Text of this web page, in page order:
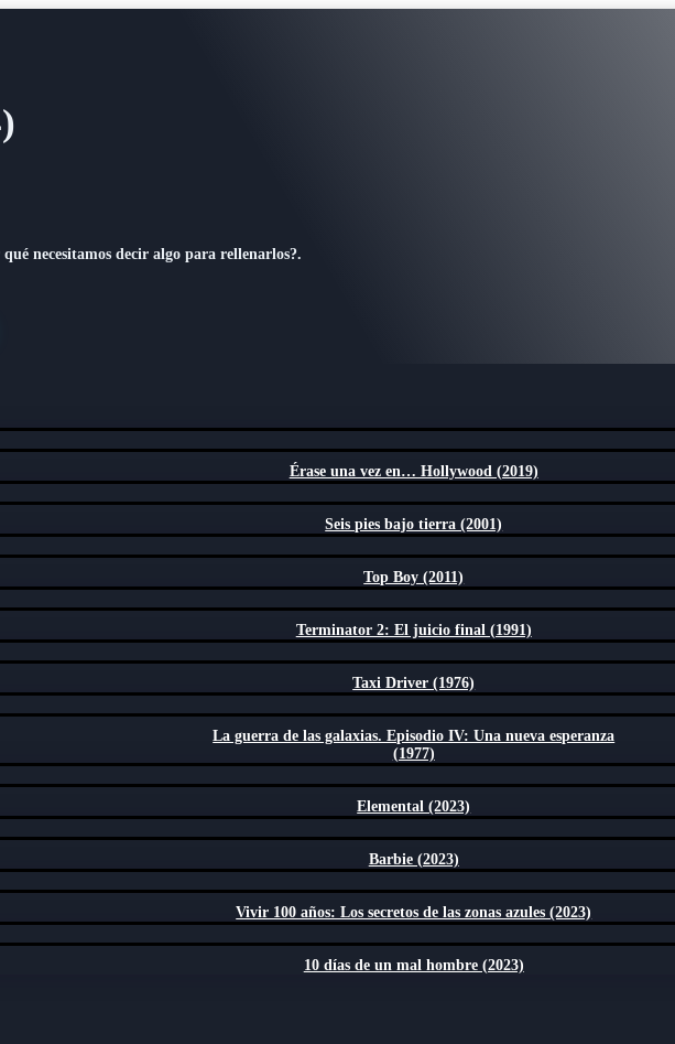
necesitamos decir algo para rellenarlos?.
Érase una vez en… Hollywood (2019)
Seis pies bajo tierra (2001)
Top Boy (2011)
Terminator 2: El juicio final (1991)
Taxi Driver (1976)
La guerra de las galaxias. Episodio IV: Una nueva esperanza
(1977)
Elemental (2023)
Barbie (2023)
Vivir 100 años: Los secretos de las zonas azules (2023)
10 días de un mal hombre (2023)